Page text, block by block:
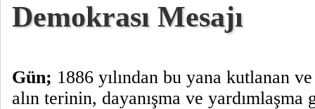
Demokrası Mesajı
Gün; 1886 yılından bu yana kutlanan
alın terinin, dayanışma ve yardımlaşma